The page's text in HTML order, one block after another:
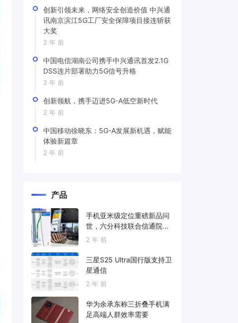
创新引领未来，网络安全创造价值 中兴通
讯南京滨江5G工厂安全保障项目接连斩获
大奖
2 年 前
中国电信湖南公司携手中兴通讯首发2.1G
DSS连片部署助力5G信号升格
2 年 前
创新领航，携手迈进5G-A低空新时代
2 年 前
中国移动徐晓东：5G-A发展新机遇，赋能
体验新篇章
2 年 前
产品
手机亚米级定位重磅新品问
世，六分科技联合信通院发
布免费服务
2 年 前
三星S25 Ultra国行版支持卫
星通信
2 年 前
华为余承东称三折叠手机满
足高端人群效率需要